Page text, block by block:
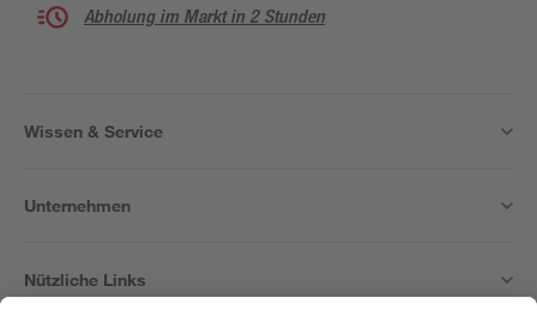
Abholung im Markt in 2 Stunden
Wissen & Service
Unternehmen
Nützliche Links